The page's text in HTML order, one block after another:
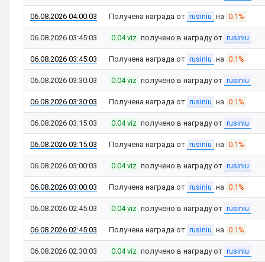
06.08.2026 04:00:03 Получена награда от rusiniu на 0.1%
06.08.2026 03:45:03 0.04 viz получено в награду от rusiniu
06.08.2026 03:45:03 Получена награда от rusiniu на 0.1%
06.08.2026 03:30:03 0.04 viz получено в награду от rusiniu
06.08.2026 03:30:03 Получена награда от rusiniu на 0.1%
06.08.2026 03:15:03 0.04 viz получено в награду от rusiniu
06.08.2026 03:15:03 Получена награда от rusiniu на 0.1%
06.08.2026 03:00:03 0.04 viz получено в награду от rusiniu
06.08.2026 03:00:03 Получена награда от rusiniu на 0.1%
06.08.2026 02:45:03 0.04 viz получено в награду от rusiniu
06.08.2026 02:45:03 Получена награда от rusiniu на 0.1%
06.08.2026 02:30:03 0.04 viz получено в награду от rusiniu